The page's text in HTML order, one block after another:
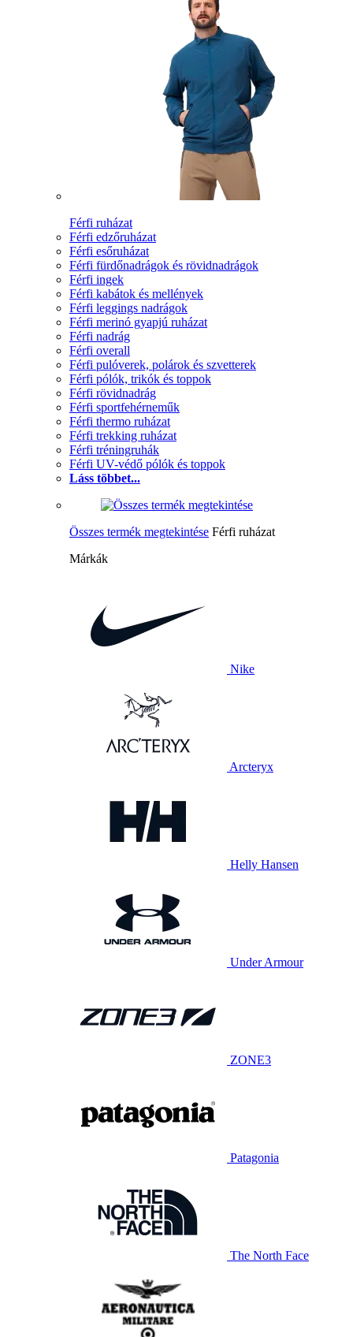
Férfi ruházat
Férfi edzőruházat
Férfi esőruházat
Férfi fürdőnadrágok és rövidnadrágok
Férfi ingek
Férfi kabátok és mellények
Férfi leggings nadrágok
Férfi merinó gyapjú ruházat
Férfi nadrág
Férfi overall
Férfi pulóverek, polárok és szvetterek
Férfi pólók, trikók és toppok
Férfi rövidnadrág
Férfi sportfehérneműk
Férfi thermo ruházat
Férfi trekking ruházat
Férfi tréningruhák
Férfi UV-védő pólók és toppok
Láss többet...
Összes termék megtekintése Férfi ruházat
Márkák
Nike
Arcteryx
Helly Hansen
Under Armour
ZONE3
Patagonia
The North Face